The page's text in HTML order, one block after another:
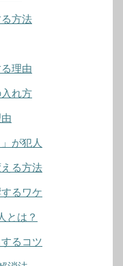
方法
理由
れ方
が犯人
る方法
るワケ
とは？
るコツ